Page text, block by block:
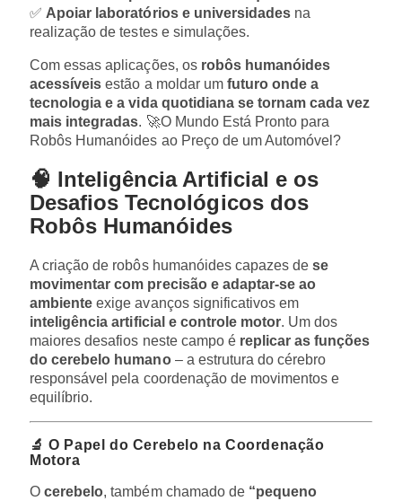
✅Apoiar laboratórios e universidades na
realização de testes e simulações.
Com essas aplicações, os robôs humanóides
acessíveis estão a moldar um futuro onde a
tecnologia e a vida quotidiana se tornam cada vez
mais integradas. 🚀O Mundo Está Pronto para
Robôs Humanóides ao Preço de um Automóvel?
🧠 Inteligência Artificial e os
Desafios Tecnológicos dos
Robôs Humanóides
A criação de robôs humanóides capazes dese
movimentar com precisão e adaptar-se ao
ambiente exige avanços significativos em
inteligência artificial e controle motor. Um dos
maiores desafios neste campo é replicar as funções
do cerebelo humano– a estrutura do cérebro
responsável pela coordenação de movimentos e
equilíbrio.
🔬 O Papel do Cerebelo na Coordenação
Motora
Ocerebelo, também chamado de “pequeno